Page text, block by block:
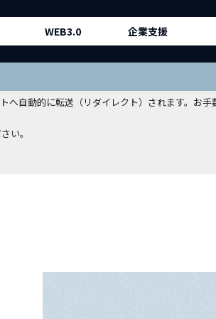
自動的に転送（リダイレクト）されます。お手
い。
WEB3.0 企業支援